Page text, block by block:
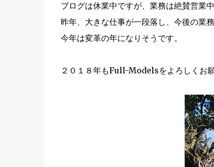
ブログは休業中ですが、業務は絶賛営業中
昨年、大きな仕事が一段落し、今後の業
今年は変革の年になりそうです。
２０１８年もFull-Modelsをよろしくお願